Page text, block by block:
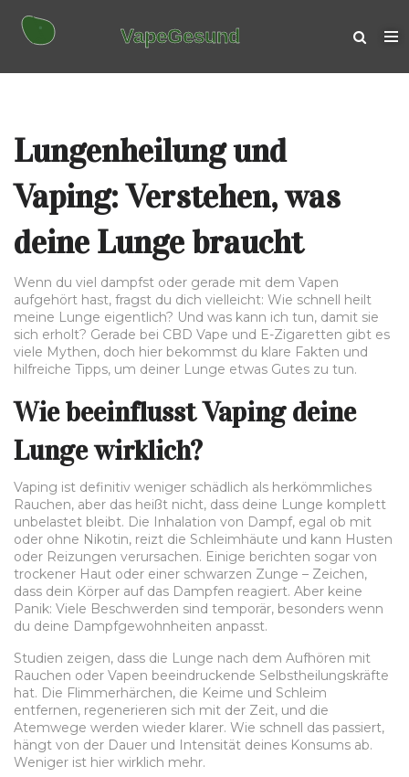
Lungenheilung und
Vaping: Verstehen, was
deine Lunge braucht
Wenn du viel dampfst oder gerade mit dem Vapen
aufgehört hast, fragst du dich vielleicht: Wie schnell heilt
meine Lunge eigentlich? Und was kann ich tun, damit sie
sich erholt? Gerade bei CBD Vape und E-Zigaretten gibt es
viele Mythen, doch hier bekommst du klare Fakten und
hilfreiche Tipps, um deiner Lunge etwas Gutes zu tun.
Wie beeinflusst Vaping deine
Lunge wirklich?
Vaping ist definitiv weniger schädlich als herkömmliches
Rauchen, aber das heißt nicht, dass deine Lunge komplett
unbelastet bleibt. Die Inhalation von Dampf, egal ob mit
oder ohne Nikotin, reizt die Schleimhäute und kann Husten
oder Reizungen verursachen. Einige berichten sogar von
trockener Haut oder einer schwarzen Zunge – Zeichen,
dass dein Körper auf das Dampfen reagiert. Aber keine
Panik: Viele Beschwerden sind temporär, besonders wenn
du deine Dampfgewohnheiten anpasst.
Studien zeigen, dass die Lunge nach dem Aufhören mit
Rauchen oder Vapen beeindruckende Selbstheilungskräfte
hat. Die Flimmerhärchen, die Keime und Schleim
entfernen, regenerieren sich mit der Zeit, und die
Atemwege werden wieder klarer. Wie schnell das passiert,
hängt von der Dauer und Intensität deines Konsums ab.
Weniger ist hier wirklich mehr.